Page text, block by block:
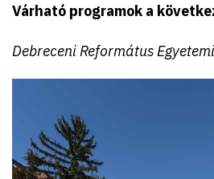
Várható programok a
Debreceni Református